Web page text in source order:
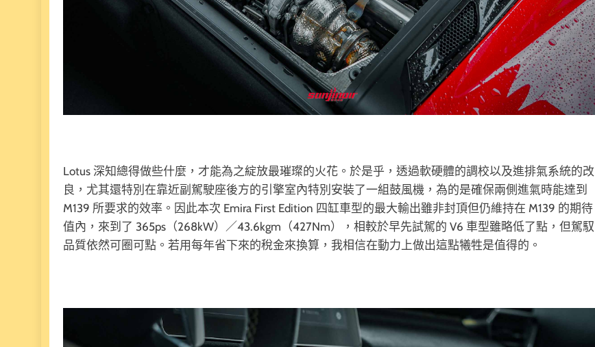
Lotus 深知總得做些什麼，才能為之綻放最璀璨的火花。於是乎，透過軟硬體的調校以及進排氣系統的改
良，尤其還特別在靠近副駕駛座後方的引擎室內特別安裝了一組鼓風機，為的是確保兩側進氣時能達到
M139 所要求的效率。因此本次 Emira First Edition 四缸車型的最大輸出雖非封頂但仍維持在 M139 的期待
值內，來到了 365ps（268kW）／43.6kgm（427Nm），相較於早先試駕的 V6 車型雖略低了點，但駕馭
品質依然可圈可點。若用每年省下來的稅金來換算，我相信在動力上做出這點犧牲是值得的。